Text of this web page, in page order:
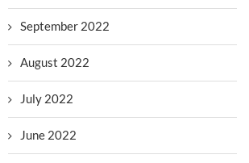
September 2022
August 2022
July 2022
June 2022